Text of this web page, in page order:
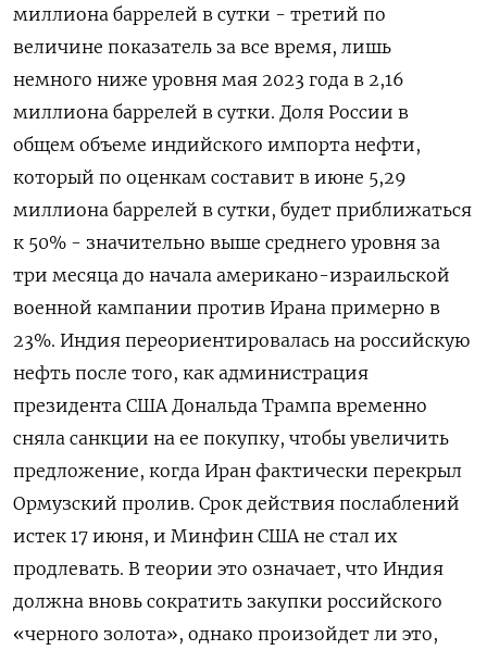
миллиона баррелей в сутки - третий по
величине показатель за все время, лишь
немного ниже уровня мая 2023 года в 2,16
миллиона баррелей в сутки. Доля России в
общем объеме ​индийского импорта нефти,
который по оценкам составит в июне ​5,29
миллиона баррелей в сутки, будет приближаться
к 50% - ​значительно выше ⁠среднего уровня за
три месяца до начала американо-израильской
военной кампании против Ирана примерно в
23%. Индия переориентировалась на российскую
нефть ‌после того, как администрация
президента США Дональда Трампа временно
сняла санкции на ‌ее покупку, чтобы увеличить
предложение, когда Иран фактически перекрыл
Ормузский пролив. Срок действия послаблений
истек 17 июня, и Минфин США не стал их
продлевать. В теории это ​означает, что Индия
должна вновь сократить закупки российского
«черного золота», однако произойдет ли это,